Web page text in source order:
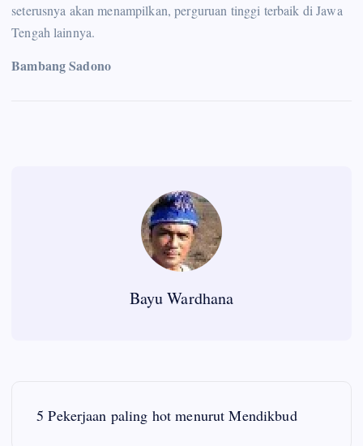
seterusnya akan menampilkan, perguruan tinggi terbaik di Jawa
Tengah lainnya.
Bambang Sadono
Bayu Wardhana
5 Pekerjaan paling hot menurut Mendikbud